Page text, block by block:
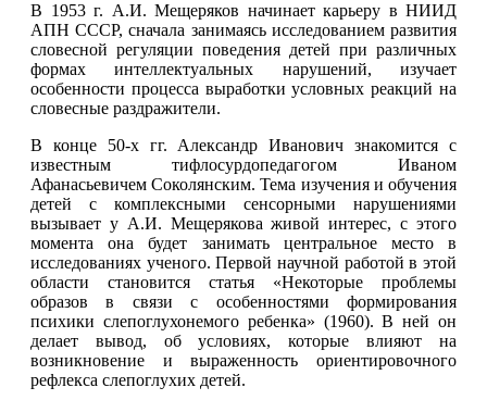
В 1953 г. А.И. Мещеряков начинает карьеру в НИИД
АПН СССР, сначала занимаясь исследованием развития
словесной регуляции поведения детей при различных
формах интеллектуальных нарушений, изучает
особенности процесса выработки условных реакций на
словесные раздражители.
В конце 50-х гг. Александр Иванович знакомится с
известным тифлосурдопедагогом Иваном
Афанасьевичем Соколянским. Тема изучения и обучения
детей с комплексными сенсорными нарушениями
вызывает у А.И. Мещерякова живой интерес, с этого
момента она будет занимать центральное место в
исследованиях ученого. Первой научной работой в этой
области становится статья «Некоторые проблемы
образов в связи с особенностями формирования
психики слепоглухонемого ребенка» (1960). В ней он
делает вывод, об условиях, которые влияют на
возникновение и выраженность ориентировочного
рефлекса слепоглухих детей.